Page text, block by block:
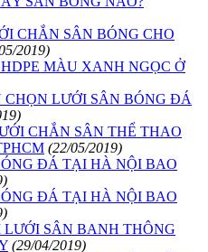
CHẮN SÂN BÓNG CHO
2019)
MÀU XANH NGỌC Ở
LƯỚI SÂN BÓNG ĐÁ
CHẮN SÂN THỂ THAO
(22/05/2019)
ĐÁ TẠI HÀ NỘI BAO
ĐÁ TẠI HÀ NỘI BAO
LƯỚI SÂN BANH THÔNG
(29/04/2019)